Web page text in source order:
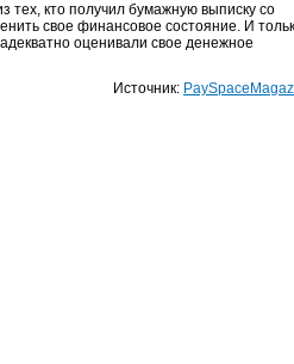
тех, кто получил бумажную выписку со
свое финансовое состояние. И
оценивали свое денежное
Источник: